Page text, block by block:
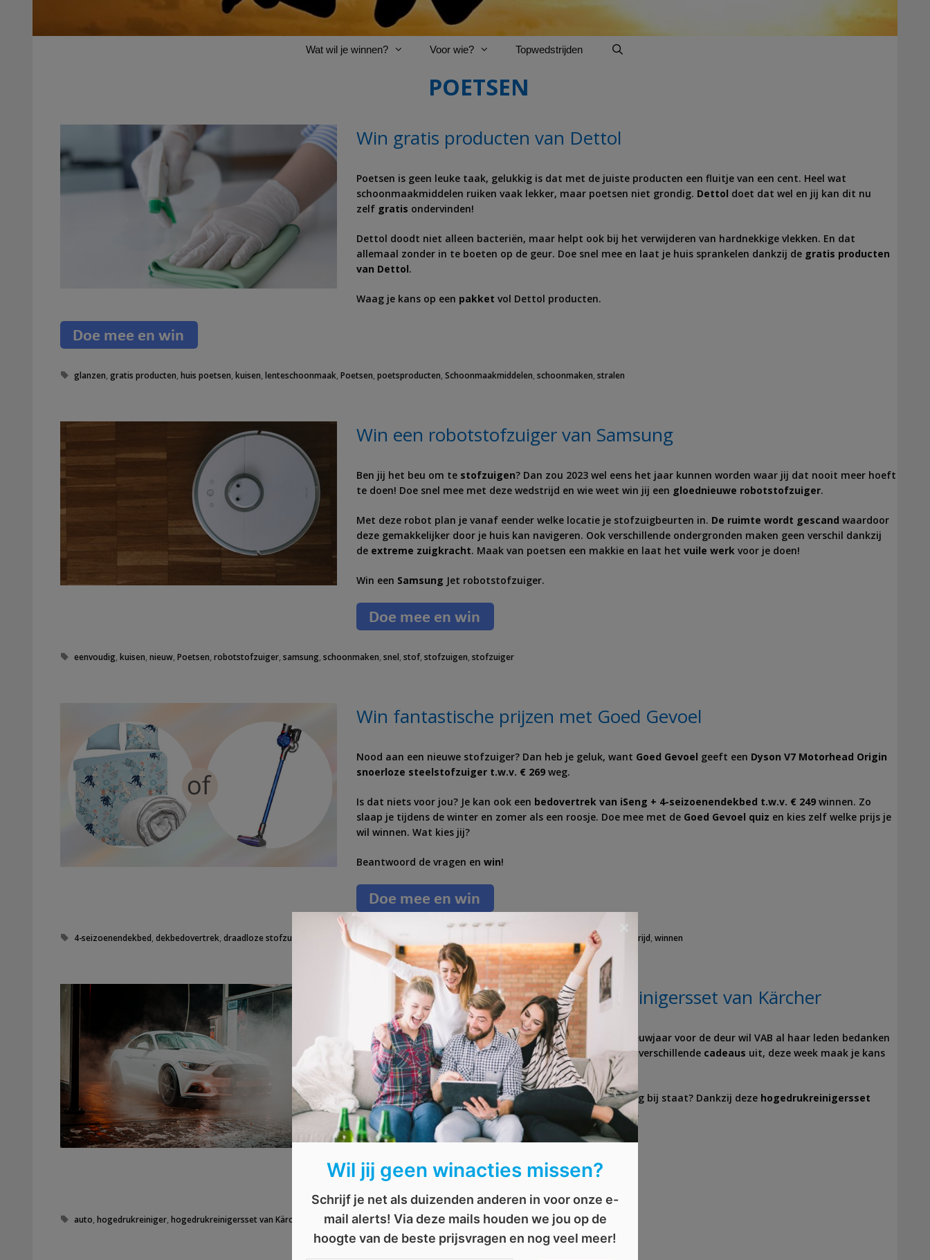
Wat wil je winnen? Voor wie? Topwedstrijden
POETSEN
Win gratis producten van Dettol
Poetsen is geen leuke taak, gelukkig is dat met de juiste producten een fluitje van een cent. Heel wat
schoonmaakmiddelen ruiken vaak lekker, maar poetsen niet grondig. Dettol doet dat wel en jij kan dit nu
zelf gratis ondervinden!
Dettol doodt niet alleen bacteriën, maar helpt ook bij het verwijderen van hardnekkige vlekken. En dat
allemaal zonder in te boeten op de geur. Doe snel mee en laat je huis sprankelen dankzij de gratis producten
van Dettol.
Waag je kans op een pakket vol Dettol producten.
T
glanzen ,gratis producten ,huis poetsen ,kuisen ,lenteschoonmaak ,Poetsen ,poetsproducten ,Schoonmaakmiddelen ,schoonmaken ,stralen
Win een robotstofzuiger van Samsung
Ben jij het beu om te stofzuigen? Dan zou 2023 wel eens het jaar kunnen worden waar jij dat nooit meer hoeft
te doen! Doe snel mee met deze wedstrijd en wie weet win jij een gloednieuwe robotstofzuiger.
Met deze robot plan je vanaf eender welke locatie je stofzuigbeurten in. De ruimte wordt gescand waardoor
deze gemakkelijker door je huis kan navigeren. Ook verschillende ondergronden maken geen verschil dankzij
de extreme zuigkracht. Maak van poetsen een makkie en laat het vuile werk voor je doen!
Win een Samsung Jet robotstofzuiger.
T
eenvoudig ,kuisen ,nieuw ,Poetsen ,robotstofzuiger ,samsung ,schoonmaken ,snel ,stof,stofzuigen ,stofzuiger
Win fantastische prijzen met Goed Gevoel
Nood aan een nieuwe stofzuiger? Dan heb je geluk, want Goed Gevoel geeft een Dyson V7 Motorhead Origin
snoerloze steelstofzuiger t.w.v. € 269 weg.
Is dat niets voor jou? Je kan ook een bedovertrek van iSeng + 4-seizoenendekbed t.w.v. € 249 winnen. Zo
slaap je tijdens de winter en zomer als een roosje. Doe mee met de Goed Gevoel quiz en kies zelf welke prijs je
wil winnen. Wat kies jij?
Beantwoord de vragen en win!
T
4-seizoenendekbed,dekbedovertrek,draadloze stofzuiger goed gevoel Poetsen stofzuiger wedstrijd,winnen
AFGELOPEN: Win een hogedrukreinigersset van Kärcher
Het is weer bijna die tijd van het jaar! Met Kerstmis en Nieuwjaar voor de deur wil VAB al haar leden bedanken
voor hun trouw van het afgelopen jaar. Ze delen heel wat verschillende cadeaus uit, deze week maak je kans
op eenKärcherset.
Ben je het beu dat je wagen er soms plakkerig en modderig bij staat? Dankzij deze hogedrukreinigersset
straalt jouw auto weer alsof hij net uit de toonzaal komt.
Doe mee en maakkans!
T
auto ,hogedrukreiniger ,hogedrukreinigersset van Kärcher Kärcher, Poetsen,set ,vab,wedstrijd,win
Wil jij geen winacties missen?
Schrijf je net als duizenden anderen in voor onze e-
mail alerts! Via deze mails houden we jou op de
hoogte van de beste prijsvragen en nog veel meer!
×